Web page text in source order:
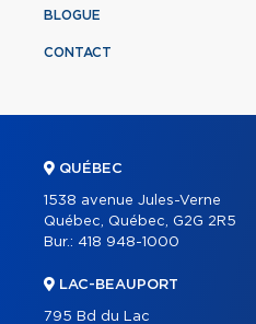
BLOGUE
CONTACT
QUÉBEC
1538 avenue Jules-Verne
Québec, Québec, G2G 2R5
Bur.: 418 948-1000
LAC-BEAUPORT
795 Bd du Lac